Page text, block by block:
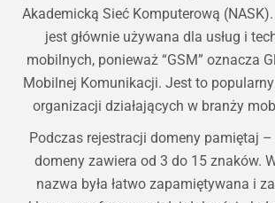
Akademicką Sieć Komputerową
jest głównie używana dla usług i
mobilnych, ponieważ “GSM” oznacza
Mobilnej Komunikacji. Jest to
organizacji działających w branży
Podczas rejestracji domeny pamiętaj
domeny zawiera od 3 do 15 znaków.
nazwa była łatwo zapamiętywana i